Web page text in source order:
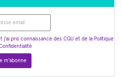
pris connaissance des CGU et de la Politique